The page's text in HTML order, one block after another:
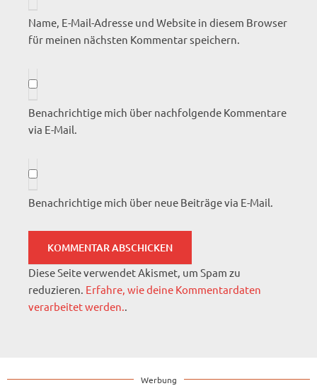
Name, E-Mail-Adresse und Website in diesem Browser
für meinen nächsten Kommentar speichern.
Benachrichtige mich über nachfolgende Kommentare
via E-Mail.
Benachrichtige mich über neue Beiträge via E-Mail.
Diese Seite verwendet Akismet, um Spam zu
reduzieren. Erfahre, wie deine Kommentardaten
verarbeitet werden.
Werbung